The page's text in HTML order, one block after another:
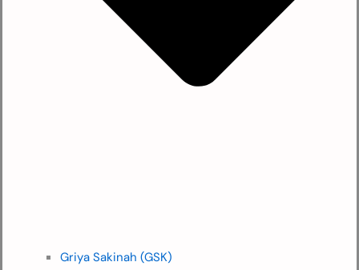
Griya Sakinah (GSK)